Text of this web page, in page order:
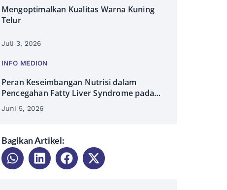
Mengoptimalkan Kualitas Warna Kuning
Telur
Juli 3, 2026
INFO MEDION
Peran Keseimbangan Nutrisi dalam
Pencegahan Fatty Liver Syndrome pada
Ayam
Juni 5, 2026
Bagikan Artikel: